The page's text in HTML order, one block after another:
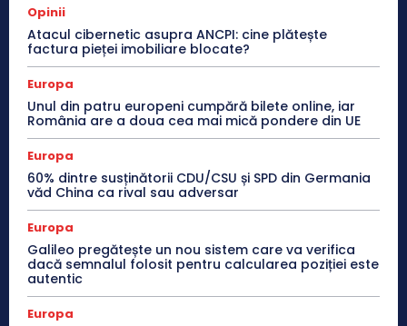
Opinii
Atacul cibernetic asupra ANCPI: cine plătește
factura pieței imobiliare blocate?
Europa
Unul din patru europeni cumpără bilete online, iar
România are a doua cea mai mică pondere din UE
Europa
60% dintre susținătorii CDU/CSU și SPD din Germania
văd China ca rival sau adversar
Europa
Galileo pregătește un nou sistem care va verifica
dacă semnalul folosit pentru calcularea poziției este
autentic
Europa